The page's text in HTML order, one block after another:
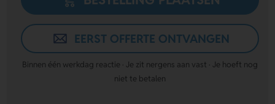
EERST OFFERTE ONTVANGEN
Binnen één werkdag reactie · Je zit nergens aan vast · Je hoeft nog
niet te betalen